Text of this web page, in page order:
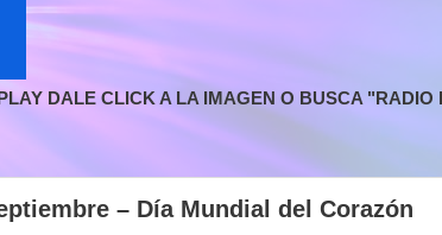
DALE CLICK A LA IMAGEN O BUSCA "RADIO
– Día Mundial del Corazón